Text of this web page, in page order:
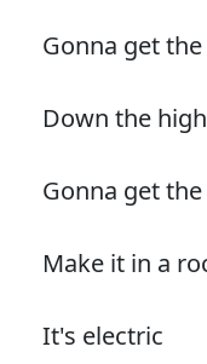
Gonna get
Down the
Gonna get
Make it in a
It's electric